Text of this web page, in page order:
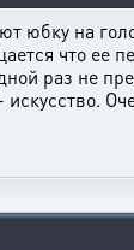
юбку на
что ее
раз не
искусство.